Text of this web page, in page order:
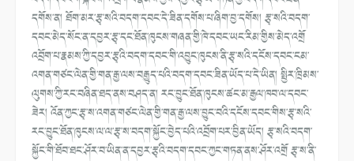
དགོས་ན། ཐོག་མར་རྩྭ་སའི་བདག་དབང་དེ་ཟིན་དགོས་པ་ཞིག་བྱ་དགོས། རྩྭ་སའི་བདག་
དབང་མེད་སོང་ན་དབྱར་རྩྭ་དང་ཐོན་ཁུངས་གཞན་གྱི་ཁེ་དབང་ཡང་རིམ་གྱིས་མེད་འགྲོ
འབྲོག་པ་རྣམས་ཀྱི་དབྱར་རྩྭའི་བདག་དབང་གི་འབྱུང་ཁུངས་ནི་རྩྭ་སའི་དངོས་དབང་ངམ་
འགན་གཙང་ལེན་གྱི་གན་རྒྱ་ལས་བརྒྱུད་པའི་བདག་དབང་ཟིན་ཡོད་པ་དེ་ཡིན། སྤྱིར་ཁྲིམས་
ལུགས་ཀྱི་རང་བཞིན་ཐད་ནས་བཤད་ན། རང་བྱུང་ཐོན་ཁུངས་ཚང་མ་རྒྱལ་ཁབ་ལ་དབང་
ཟེར། འོན་ཀྱང་རྩྭ་ས་འགན་གཙང་ལེན་གྱི་གན་རྒྱ་ལས་བྱུང་བའི་དངོས་དབང་གིས་རྩྭ་སའི་
རང་བྱུང་ཐོན་ཁུངས་ལ་ལ་རྩྭ་ས་བདག་སྐྱོང་བྱེད་པའི་འབྲོག་པར་བྱིན་ཡོད། རྩྭ་སའི་བདག་
སྐྱོང་གི་ཐོབ་ཐང་ཤོར་བ་ཡིན་ན་དབྱར་རྩྭའི་བདག་དབང་ཀྱང་གཏན་ནས་ཤོར་འགྲོ རྩྭ་ས་ནི་